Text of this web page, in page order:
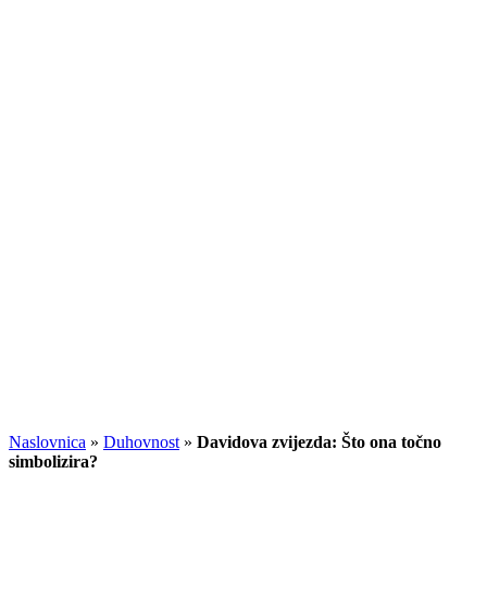
Naslovnica » Duhovnost » Davidova zvijezda: Što ona točno
simbolizira?